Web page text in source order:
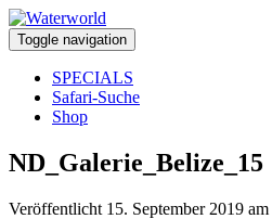
Toggle navigation
SPECIALS
Safari-Suche
Shop
ND_Galerie_Belize_15
Veröffentlicht 15. September 2019 am